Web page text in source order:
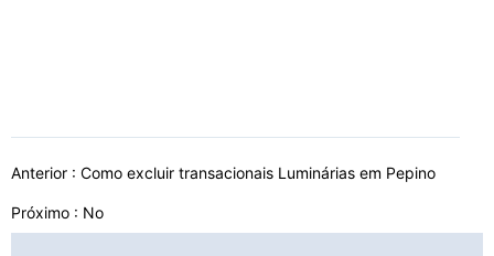
Anterior : Como excluir transacionais Luminárias em Pepino
Próximo : No